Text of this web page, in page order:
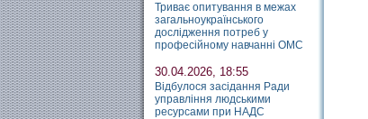
Триває опитування в межах
загальноукраїнського
дослідження потреб у
професійному навчанні ОМС
30.04.2026, 18:55
Відбулося засідання Ради
управління людськими
ресурсами при НАДС